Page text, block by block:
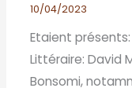
10/04/2023
Etaient présents:
Littéraire: David
Bonsomi,
le
thème:
Les
portraits